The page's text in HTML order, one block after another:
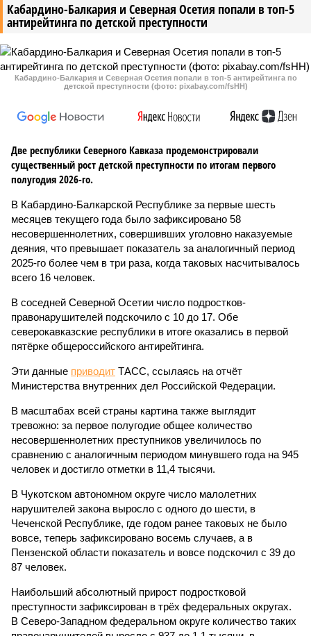
Кабардино-Балкария и Северная Осетия попали в топ-5
антирейтинга по детской преступности
Кабардино-Балкария и Северная Осетия попали в топ-5 антирейтинга по
детской преступности (фото: pixabay.com/fsHH)
Две республики Северного Кавказа продемонстрировали
существенный рост детской преступности по итогам первого
полугодия 2026-го.
В Кабардино-Балкарской Республике за первые шесть
месяцев текущего года было зафиксировано 58
несовершеннолетних, совершивших уголовно наказуемые
деяния, что превышает показатель за аналогичный период
2025-го более чем в три раза, когда таковых насчитывалось
всего 16 человек.
В соседней Северной Осетии число подростков-
правонарушителей подскочило с 10 до 17. Обе
северокавказские республики в итоге оказались в первой
пятёрке общероссийского антирейтинга.
Эти данные приводит ТАСС, ссылаясь на отчёт
Министерства внутренних дел Российской Федерации.
В масштабах всей страны картина также выглядит
тревожно: за первое полугодие общее количество
несовершеннолетних преступников увеличилось по
сравнению с аналогичным периодом минувшего года на 945
человек и достигло отметки в 11,4 тысячи.
В Чукотском автономном округе число малолетних
нарушителей закона выросло с одного до шести, в
Чеченской Республике, где годом ранее таковых не было
вовсе, теперь зафиксировано восемь случаев, а в
Пензенской области показатель и вовсе подскочил с 39 до
87 человек.
Наибольший абсолютный прирост подростковой
преступности зафиксирован в трёх федеральных округах.
В Северо-Западном федеральном округе количество таких